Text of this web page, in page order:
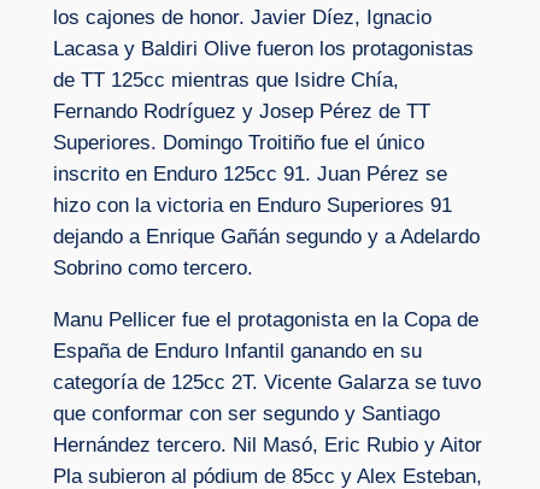
los cajones de honor. Javier Díez, Ignacio
Lacasa y Baldiri Olive fueron los protagonistas
de TT 125cc mientras que Isidre Chía,
Fernando Rodríguez y Josep Pérez de TT
Superiores. Domingo Troitiño fue el único
inscrito en Enduro 125cc 91. Juan Pérez se
hizo con la victoria en Enduro Superiores 91
dejando a Enrique Gañán segundo y a Adelardo
Sobrino como tercero.
Manu Pellicer fue el protagonista en la Copa de
España de Enduro Infantil ganando en su
categoría de 125cc 2T. Vicente Galarza se tuvo
que conformar con ser segundo y Santiago
Hernández tercero. Nil Masó, Eric Rubio y Aitor
Pla subieron al pódium de 85cc y Alex Esteban,